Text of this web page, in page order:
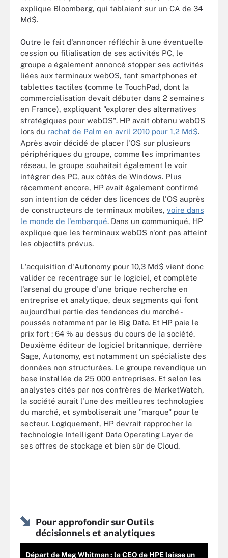
explique Bloomberg, qui tablaient sur un CA de 34
Md$.
Outre le fait d'annoncer réfléchir à une éventuelle
cession ou filialisation de ses activités PC, le
groupe a également annoncé stopper ses activités
liées aux terminaux webOS, tant smartphones et
tablettes tactiles (comme le TouchPad, dont la
commercialisation devait débuter dans 2 semaines
en France), expliquant "explorer des alternatives
stratégiques pour webOS". HP avait obtenu webOS
lors du rachat de Palm en avril 2010 pour 1,2 Md$.
Après avoir décidé de placer l'OS sur plusieurs
périphériques du groupe, comme les imprimantes
réseau, le groupe souhaitait également le voir
intégrer des PC, aux côtés de Windows. Plus
récemment encore, HP avait également confirmé
son intention de céder des licences de l'OS auprès
de constructeurs de terminaux mobiles, voire dans
le monde de l'embarqué. Dans un communiqué, HP
explique que les terminaux webOS n'ont pas atteint
les objectifs prévus.
L'acquisition d'Autonomy pour 10,3 Md$ vient donc
valider ce recentrage sur le logiciel, et complète
l'arsenal du groupe d'une brique recherche en
entreprise et analytique, deux segments qui font
aujourd'hui partie des tendances du marché -
poussés notamment par le Big Data. Et HP paie le
prix fort : 64 % au dessus du cours de la société.
Deuxième éditeur de logiciel britannique, derrière
Sage, Autonomy, est notamment un spécialiste des
données non structurées. Le groupe revendique un
base installée de 25 000 entreprises. Et selon les
analystes cités par nos confrères de MarketWatch,
la société aurait l'une des meilleures technologies
du marché, et symboliserait une "marque" pour le
secteur. Logiquement, HP devrait rapprocher la
technologie Intelligent Data Operating Layer de
ses offres de stockage et bien sûr de Cloud.
Pour approfondir sur Outils
décisionnels et analytiques
Départ de Meg Whitman : la CEO de HPE laisse un